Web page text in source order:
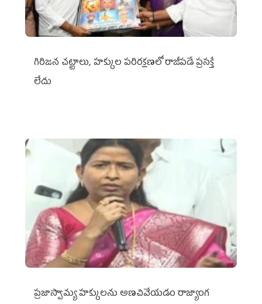
గిరిజన చట్టాలు, హక్కుల పరిరక్షణలో రాజీపడే ప్రసక్తే
లేదు
ప్రజాస్వామ్య హక్కులను అణచివేయడం రాజ్యాంగ